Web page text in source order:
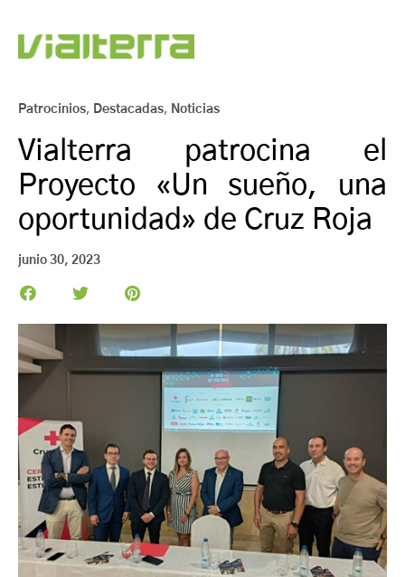
Patrocinios, Destacadas, Noticias
Vialterra patrocina el
Proyecto «Un sueño, una
oportunidad» de Cruz Roja
junio 30, 2023